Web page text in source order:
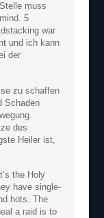
muss
5
war
und ich kann
der
zu schaffen
Schaden
des
Heiler ist,
the Holy
have single-
hots. The
a raid is to